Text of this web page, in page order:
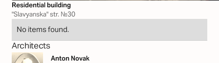
Residential building
"Slavyanska" str. №30
No items found.
Architects
Anton Novak